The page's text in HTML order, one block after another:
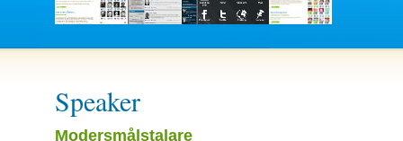
Speaker
Modersmålstalare